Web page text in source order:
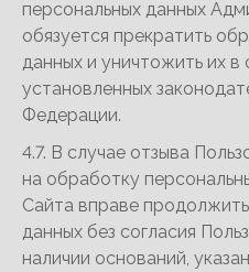
персональных данных
обязуется прекратить
данных и уничтожить их в
установленных
Федерации.
4.7. В случае отзыва
на обработку
Сайта вправе
данных без согласия
наличии оснований,